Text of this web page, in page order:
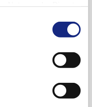
weiterhin
einer
der